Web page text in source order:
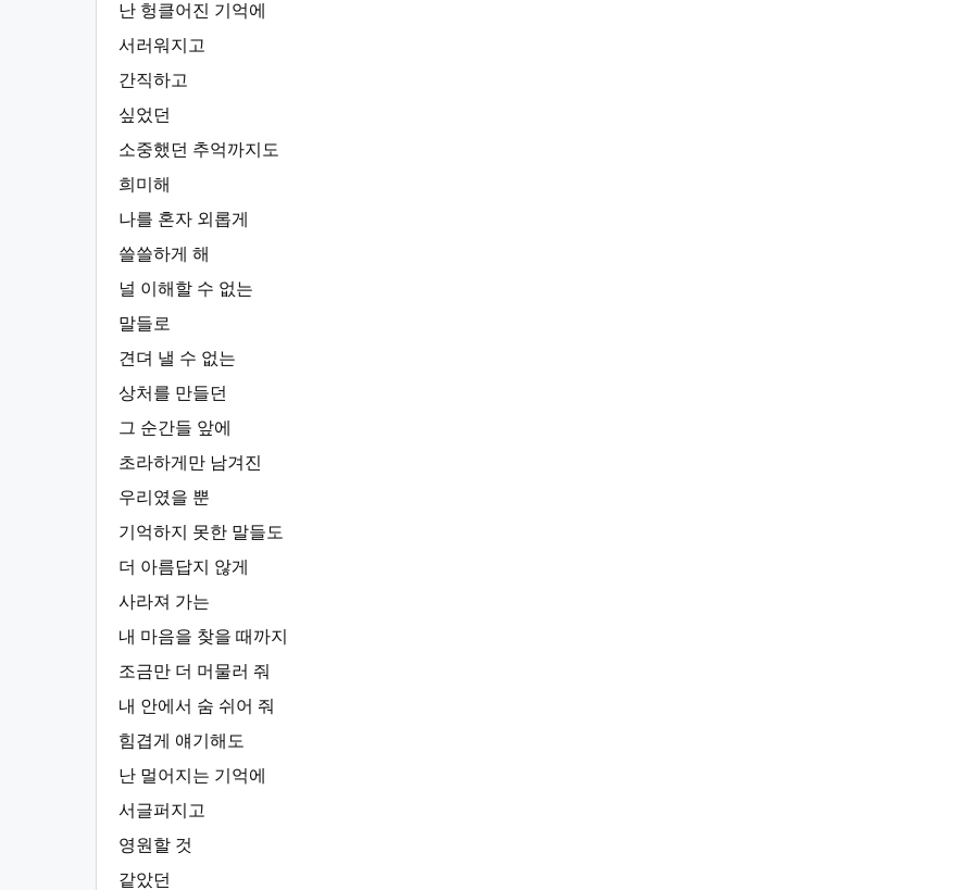
난 헝클어진 기억에
서러워지고
간직하고
싶었던
소중했던 추억까지도
희미해
나를 혼자 외롭게
쓸쓸하게 해
널 이해할 수 없는
말들로
견뎌 낼 수 없는
상처를 만들던
그 순간들 앞에
초라하게만 남겨진
우리였을 뿐
기억하지 못한 말들도
더 아름답지 않게
사라져 가는
내 마음을 찾을 때까지
조금만 더 머물러 줘
내 안에서 숨 쉬어 줘
힘겹게 얘기해도
난 멀어지는 기억에
서글퍼지고
영원할 것
같았던